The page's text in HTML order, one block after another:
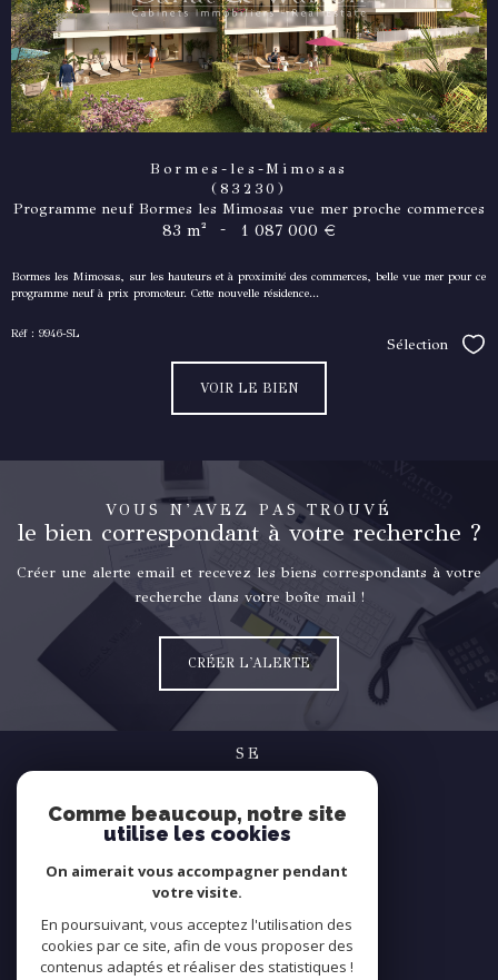
Bormes-les-Mimosas
(83230)
Programme neuf Bormes les Mimosas vue mer proche commerces
83 m² - 1 087 000 €
Bormes les Mimosas, sur les hauteurs et à proximité des commerces, belle vue mer pour ce
programme neuf à prix promoteur. Cette nouvelle résidence...
Réf : 9946-SL
Sélection
VOIR LE BIEN
VOUS N'AVEZ PAS TROUVÉ
le bien correspondant à votre recherche ?
Créer une alerte email et recevez les biens correspondants à votre
recherche dans votre boîte mail !
CRÉER L'ALERTE
SE
connecter
espace propriétaire
NOUS
suivre
Comme beaucoup, notre site
utilise les cookies
On aimerait vous accompagner pendant
votre visite.
En poursuivant, vous acceptez l'utilisation des
cookies par ce site, afin de vous proposer des
contenus adaptés et réaliser des statistiques !